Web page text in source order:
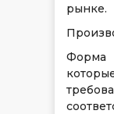
рынке.
Форма